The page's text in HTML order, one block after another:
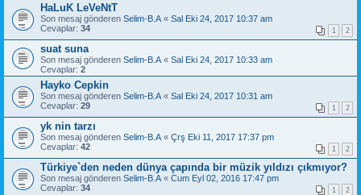
HaLuK LeVeNtT
Son mesaj gönderen Selim-B.A « Sal Eki 24, 2017 10:37 am
Cevaplar: 34 1 2
suat suna
Son mesaj gönderen Selim-B.A « Sal Eki 24, 2017 10:33 am
Cevaplar: 2
Hayko Cepkin
Son mesaj gönderen Selim-B.A « Sal Eki 24, 2017 10:31 am
Cevaplar: 29 1 2
yk nin tarzı
Son mesaj gönderen Selim-B.A « Çrş Eki 11, 2017 17:37 pm
Cevaplar: 42 1 2
Türkiye`den neden dünya çapında bir müzik yıldızı çıkmıyor?
Son mesaj gönderen Selim-B.A « Cum Eyl 02, 2016 17:47 pm
Cevaplar: 34 1 2